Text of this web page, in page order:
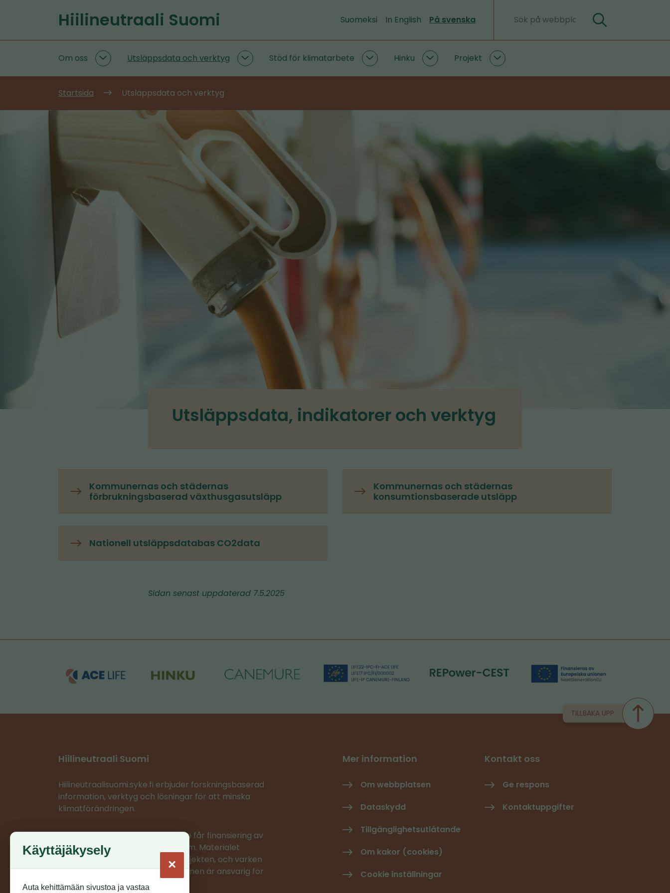
till
innehållet
Startsida
Hiilineutraali Suomi Suomeksi In English På svenska Sökorden Sök
Om oss
Om
oss
Utsläppsdata och verktyg
Utsläppsdata
och
Stöd för klimatarbete
Stöd
för
Hinku
Hinku
undersidor
Projekt
Projekt
undersidor
Startsida
Utsläppsdata och verktyg
Utsläppsdata, indikatorer och verktyg
Kommunernas och städernas
förbrukningsbaserad växthusgasutsläpp
Kommunernas och städernas
konsumtionsbaserade utsläpp
Nationell utsläppsdatabas CO2data
Sidan senast uppdaterad 7.5.2025
TILLBAKA UPP
Hiilineutraali Suomi
Hiilineutraalisuomi.syke.fi erbjuder forskningsbaserad
information, verktyg och lösningar för att minska
klimatförändringen.
Projekten ACE LIFE och Canemure får finansiering av
Europeiska Unionens LIFE-program. Materialet
reflekterar enbart synsätt av projekten, och varken
CINEA eller Europeiska kommissionen är ansvarig för
materialets innehåll.
Mer information
Om webbplatsen
Dataskydd
Tillgänglighetsutlåtande
Om kakor (cookies)
Cookie inställningar
Kontakt oss
Ge respons
Kontaktuppgifter
Käyttäjäkysely
×
Auta kehittämään sivustoa ja vastaa